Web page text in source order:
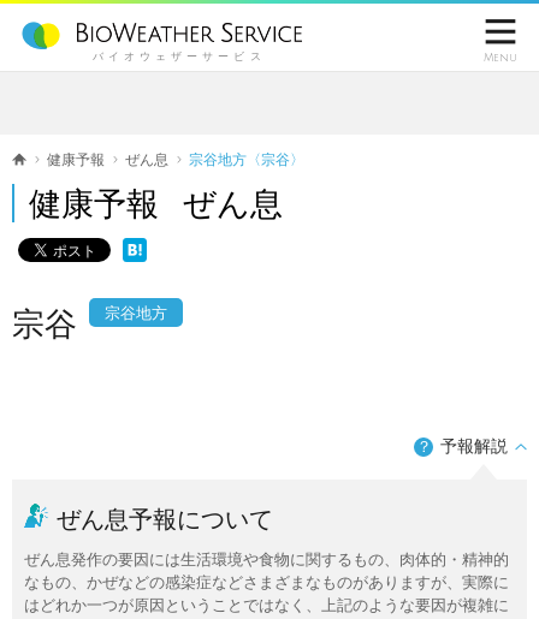
バイオウェザーサービス

Menu
健康予報 ぜん息 宗谷地方〈宗谷〉
健康予報 ぜん息
宗谷 宗谷地方
？ 予報解説
ぜん息予報について
ぜん息発作の要因には生活環境や食物に関するもの、肉体的・精神的
なもの、かぜなどの感染症などさまざまなものがありますが、実際に
はどれか一つが原因ということではなく、上記のような要因が複雑に